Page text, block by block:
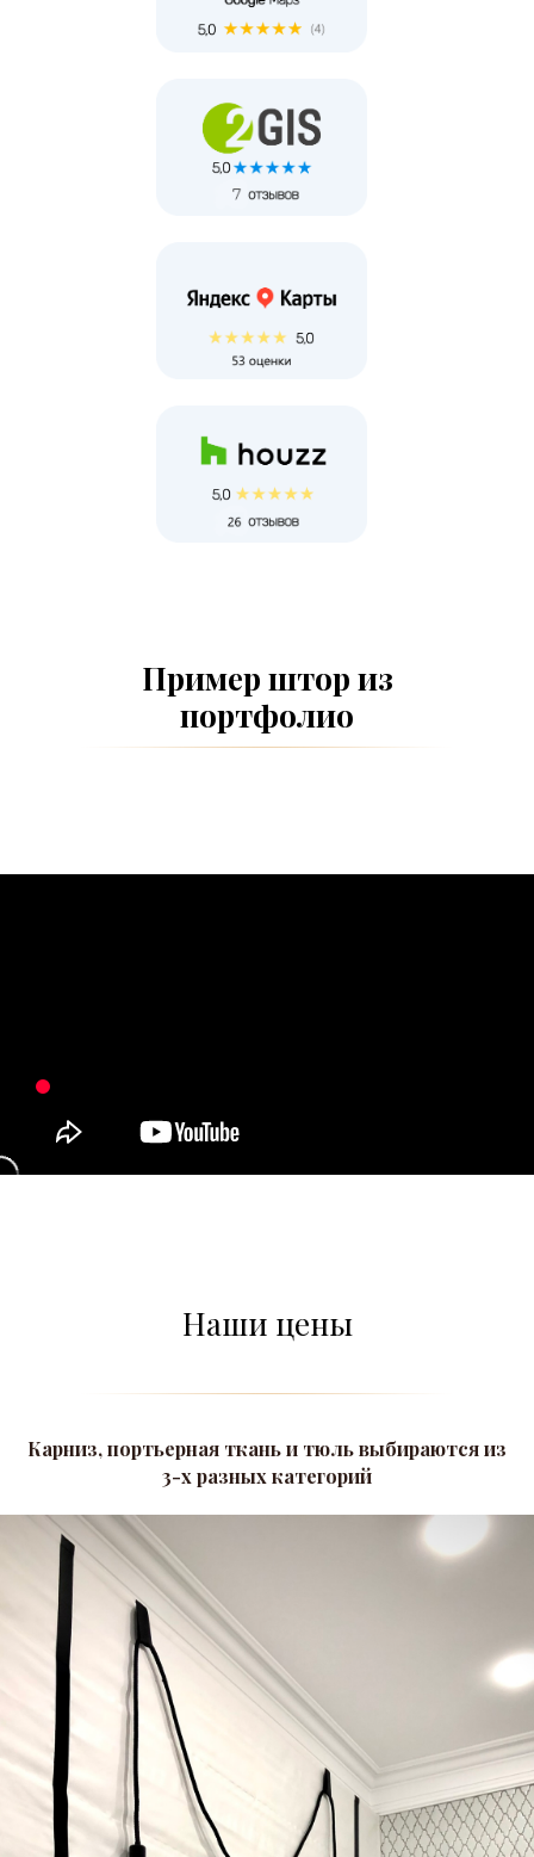
Пример штор из
портфолио
Наши цены
Карниз, портьерная ткань и тюль выбираются из
3-х разных категорий